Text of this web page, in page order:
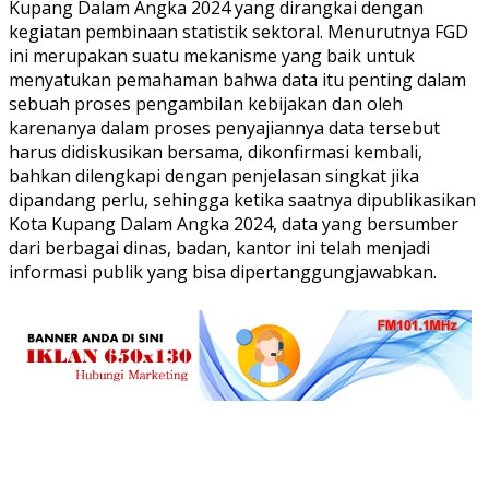
Kupang Dalam Angka 2024 yang dirangkai dengan
kegiatan pembinaan statistik sektoral. Menurutnya FGD
ini merupakan suatu mekanisme yang baik untuk
menyatukan pemahaman bahwa data itu penting dalam
sebuah proses pengambilan kebijakan dan oleh
karenanya dalam proses penyajiannya data tersebut
harus didiskusikan bersama, dikonfirmasi kembali,
bahkan dilengkapi dengan penjelasan singkat jika
dipandang perlu, sehingga ketika saatnya dipublikasikan
Kota Kupang Dalam Angka 2024, data yang bersumber
dari berbagai dinas, badan, kantor ini telah menjadi
informasi publik yang bisa dipertanggungjawabkan.